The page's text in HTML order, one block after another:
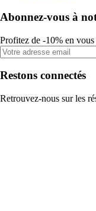
Abonnez-vous à
Profitez de -10% en
Restons connectés
Retrouvez-nous sur les